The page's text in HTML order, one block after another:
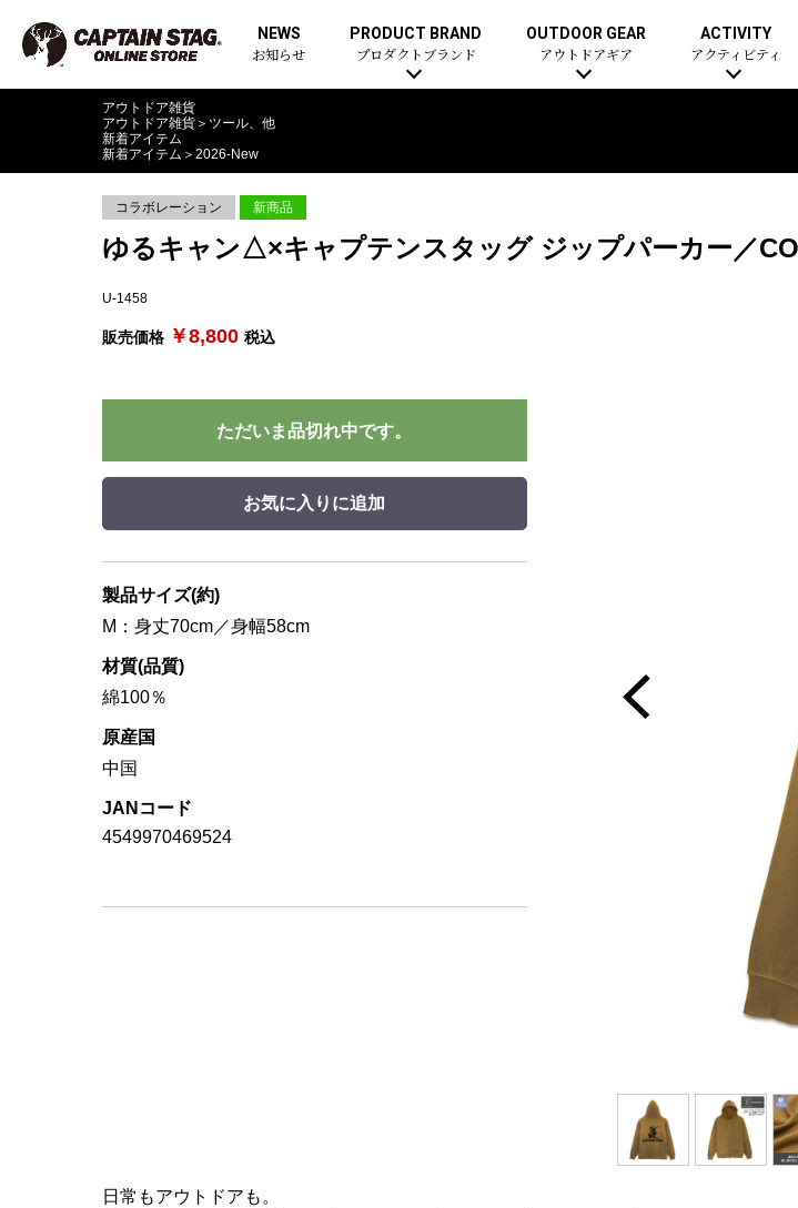
NEWS
お知らせ
PRODUCT BRAND
プロダクトブランド
OUTDOOR GEAR
アウトドアギア
ACTIVITY
アクティビティ
アウトドア雑貨
アウトドア雑貨 ＞ ツール、他
新着アイテム
新着アイテム ＞ 2026-New
コラボレーション 新商品
ゆるキャン△×キャプテンスタッグ ジップパーカー／
U-1458
販売価格 ￥8,800 税込
ただいま品切れ中です。
お気に入りに追加
製品サイズ(約)
M：身丈70cm／身幅58cm
材質(品質)
綿100％
原産国
中国
JANコード
4549970469524
日常もアウトドアも。